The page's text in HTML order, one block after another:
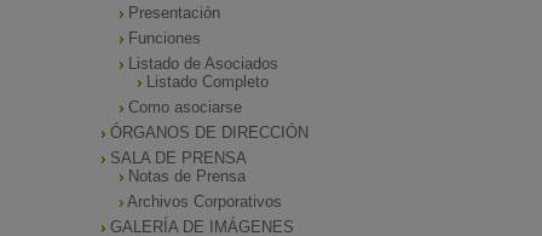
Presentación
Funciones
Listado de Asociados
Listado Completo
Como asociarse
ÓRGANOS DE DIRECCIÓN
SALA DE PRENSA
Notas de Prensa
Archivos Corporativos
GALERÍA DE IMÁGENES